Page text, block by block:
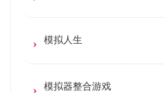
模拟人生
模拟器整合游戏